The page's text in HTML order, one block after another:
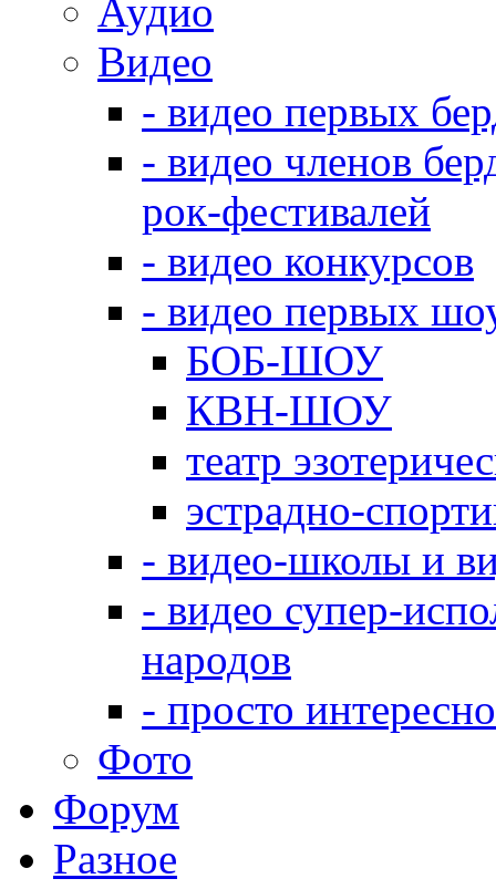
Аудио
Видео
- видео первых
- видео членов
рок-фестивалей
- видео конкурсов
- видео первых
БОБ-ШОУ
КВН-ШОУ
театр
эстрадно-
- видео-школы и
- видео супер-
народов
- просто
Фото
Форум
Разное